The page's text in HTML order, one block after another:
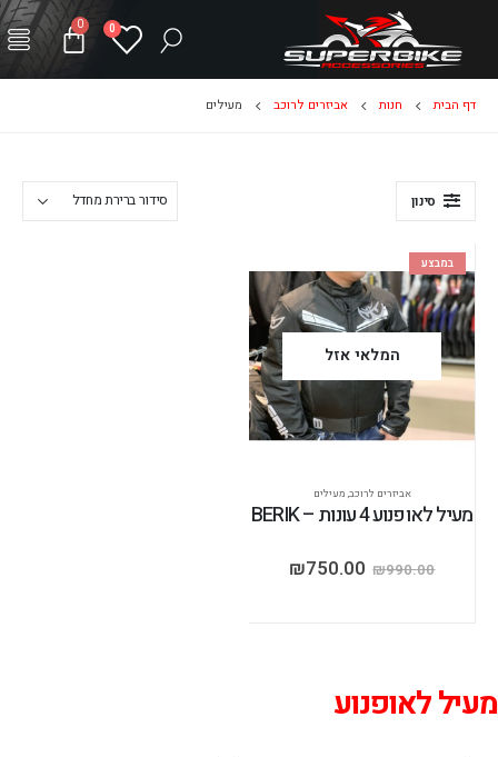
0
0
דף הבית חנות אביזרים לרוכב מעילים
סינון
במבצע
המלאי אזל
אביזרים לרוכב, מעילים
מעיל לאופנוע 4 עונות – BERIK
₪990.00
₪750.00
מעיללאופנוע